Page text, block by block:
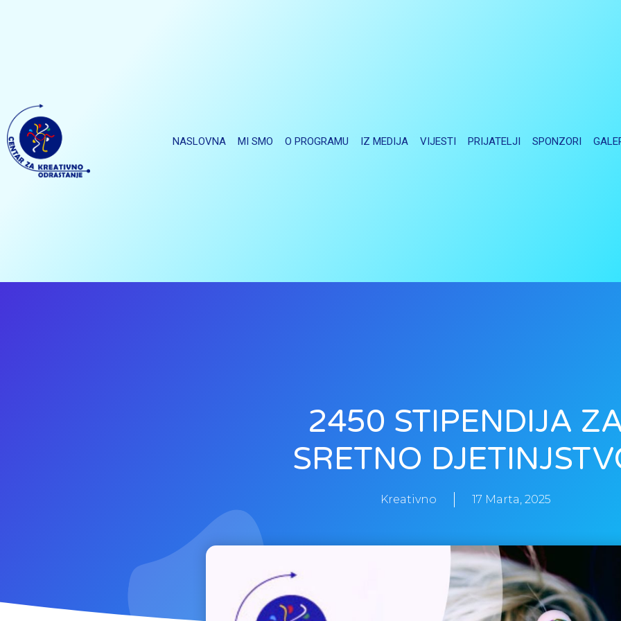
NASLOVNA MI SMO O PROGRAMU IZ MEDIJA VIJESTI PRIJATELJI SPONZORI
2450 STIPENDIJA
SRETNO
Kreativno 17 Marta, 2025